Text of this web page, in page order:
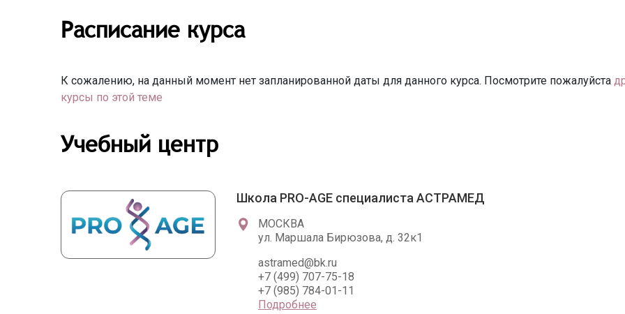
Расписание курса
К сожалению, на данный момент нет запланированной даты для данного курса. Посмотрите пожалуйста
курсы по этой теме
Учебный центр
Школа PRO-AGE специалиста АСТРАМЕД
МОСКВА
ул. Маршала Бирюзова, д. 32к1
astramed@bk.ru
+7 (499) 707-75-18
+7 (985) 784-01-11
Подробнее